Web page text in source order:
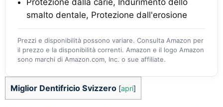
Protezione dalla carie, Indurimento dello
smalto dentale, Protezione dall'erosione
Prezzi e disponibilità possono variare. Consulta Amazon per
il prezzo e la disponibilità correnti. Amazon e il logo Amazon
sono marchi di Amazon.com, Inc. o sue affiliate.
Miglior Dentifricio Svizzero [apri]